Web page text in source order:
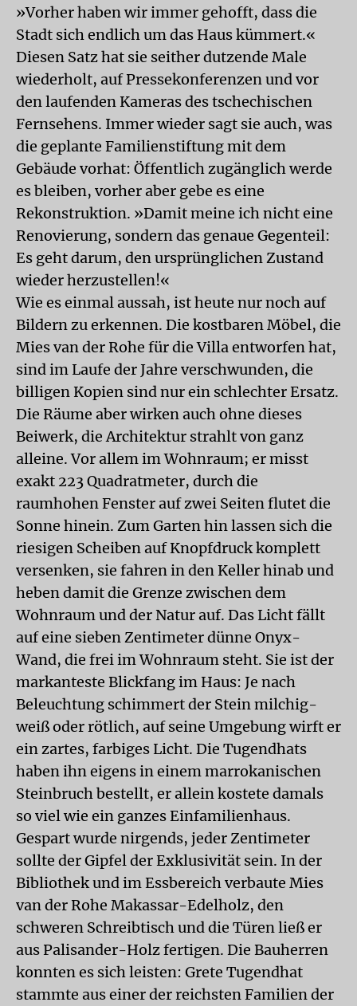
»Vorher haben wir immer gehofft, dass die
Stadt sich endlich um das Haus kümmert.«
Diesen Satz hat sie seither dutzende Male
wiederholt, auf Pressekonferenzen und vor
den laufenden Kameras des tschechischen
Fernsehens. Immer wieder sagt sie auch, was
die geplante Familienstiftung mit dem
Gebäude vorhat: Öffentlich zugänglich werde
es bleiben, vorher aber gebe es eine
Rekonstruktion. »Damit meine ich nicht eine
Renovierung, sondern das genaue Gegenteil:
Es geht darum, den ursprünglichen Zustand
wieder herzustellen!«
Wie es einmal aussah, ist heute nur noch auf
Bildern zu erkennen. Die kostbaren Möbel, die
Mies van der Rohe für die Villa entworfen hat,
sind im Laufe der Jahre verschwunden, die
billigen Kopien sind nur ein schlechter Ersatz.
Die Räume aber wirken auch ohne dieses
Beiwerk, die Architektur strahlt von ganz
alleine. Vor allem im Wohnraum; er misst
exakt 223 Quadratmeter, durch die
raumhohen Fenster auf zwei Seiten flutet die
Sonne hinein. Zum Garten hin lassen sich die
riesigen Scheiben auf Knopfdruck komplett
versenken, sie fahren in den Keller hinab und
heben damit die Grenze zwischen dem
Wohnraum und der Natur auf. Das Licht fällt
auf eine sieben Zentimeter dünne Onyx-
Wand, die frei im Wohnraum steht. Sie ist der
markanteste Blickfang im Haus: Je nach
Beleuchtung schimmert der Stein milchig-
weiß oder rötlich, auf seine Umgebung wirft er
ein zartes, farbiges Licht. Die Tugendhats
haben ihn eigens in einem marrokanischen
Steinbruch bestellt, er allein kostete damals
so viel wie ein ganzes Einfamilienhaus.
Gespart wurde nirgends, jeder Zentimeter
sollte der Gipfel der Exklusivität sein. In der
Bibliothek und im Essbereich verbaute Mies
van der Rohe Makassar-Edelholz, den
schweren Schreibtisch und die Türen ließ er
aus Palisander-Holz fertigen. Die Bauherren
konnten es sich leisten: Grete Tugendhat
stammte aus einer der reichsten Familien der